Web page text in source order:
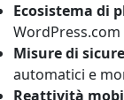
Ecosistema di
Misure di
automatici e
Reattività